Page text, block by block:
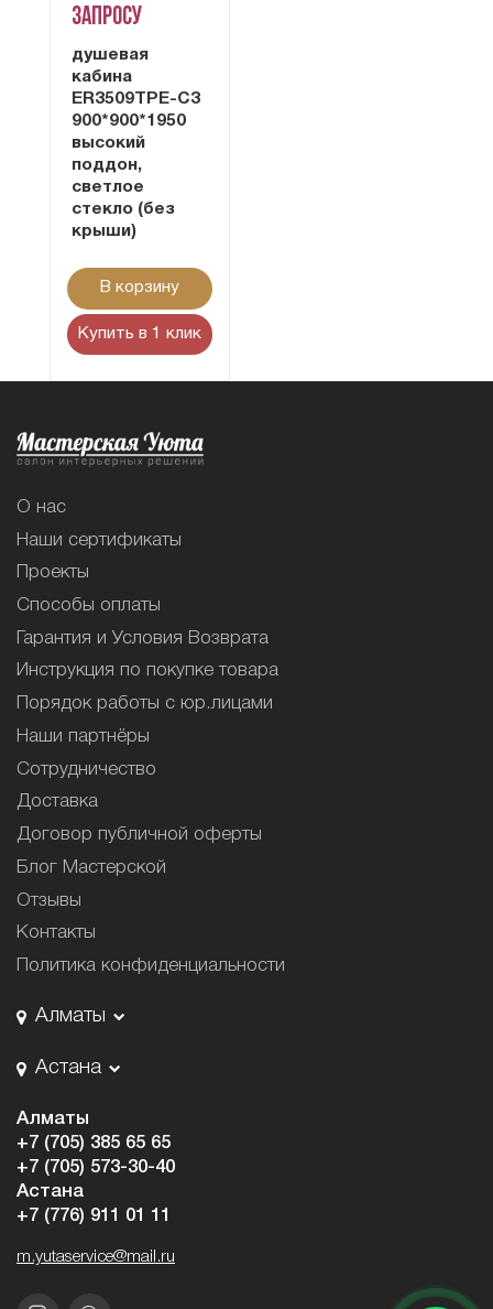
запросу
душевая
кабина
ER3509TPE-C3
900*900*1950
высокий
поддон,
светлое
стекло (без
крыши)
В корзину
Купить в 1 клик
О нас
Наши сертификаты
Проекты
Способы оплаты
Гарантия и Условия Возврата
Инструкция по покупке товара
Порядок работы с юр.лицами
Наши партнёры
Сотрудничество
Доставка
Договор публичной оферты
Блог Мастерской
Отзывы
Контакты
Политика конфиденциальности
Алматы
Астана
Алматы
+7 (705) 385 65 65
+7 (705) 573-30-40
Астана
+7 (776) 911 01 11
m.yutaservice@mail.ru